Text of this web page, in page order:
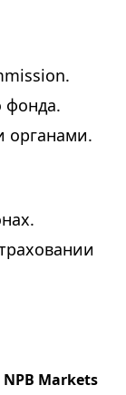
фонда.
органами.
NPB Markets